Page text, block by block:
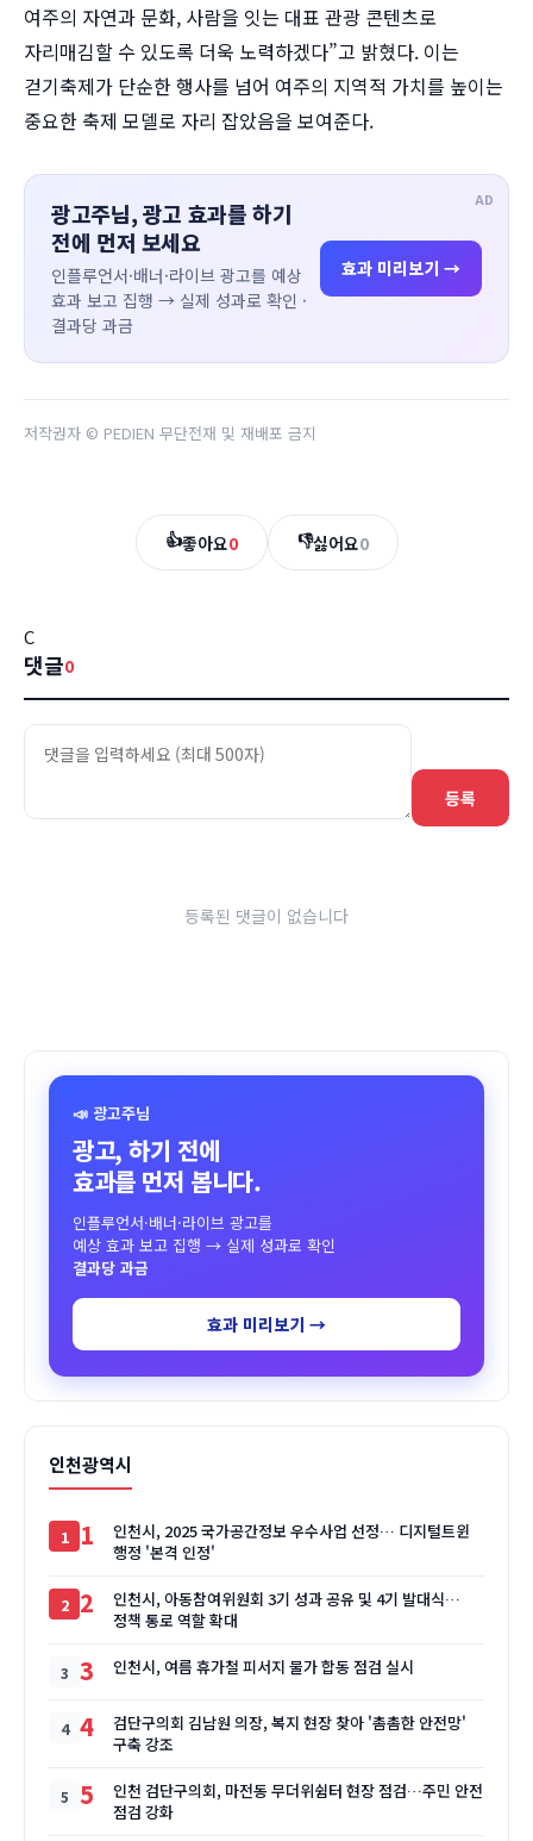
여주의 자연과 문화, 사람을 잇는 대표 관광 콘텐츠로
자리매김할 수 있도록 더욱 노력하겠다”고 밝혔다. 이는
걷기축제가 단순한 행사를 넘어 여주의 지역적 가치를 높이는
중요한 축제 모델로 자리 잡았음을 보여준다.
AD
광고주님, 광고 효과를 하기
전에 먼저 보세요
인플루언서·배너·라이브 광고를 예상
효과 보고 집행 → 실제 성과로 확인 ·
결과당 과금
효과 미리보기 →
저작권자 © PEDIEN 무단전재 및 재배포 금지
👍좋아요0 👎싫어요0
C
댓글0
등록
등록된 댓글이 없습니다
📣 광고주님
광고, 하기 전에
효과를 먼저 봅니다.
인플루언서·배너·라이브 광고를
예상 효과 보고 집행 → 실제 성과로 확인
결과당 과금
효과 미리보기 →
인천광역시
1
인천시, 2025 국가공간정보 우수사업 선정… 디지털트윈
행정 '본격 인정'
2
인천시, 아동참여위원회 3기 성과 공유 및 4기 발대식…
정책 통로 역할 확대
3 인천시, 여름 휴가철 피서지 물가 합동 점검 실시
4
검단구의회 김남원 의장, 복지 현장 찾아 '촘촘한 안전망'
구축 강조
5
인천 검단구의회, 마전동 무더위쉼터 현장 점검…주민 안전
점검 강화